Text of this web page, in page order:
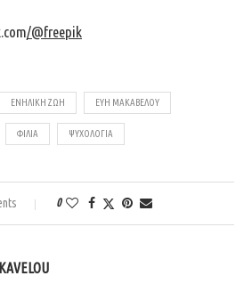
/@freepik
ΕΝΉΛΙΚΗ ΖΩΉ ΕΥΗ ΜΑΚΑΒΕΛΟΥ
ΦΙΛΊΑ ΨΥΧΟΛΟΓΊΑ
0